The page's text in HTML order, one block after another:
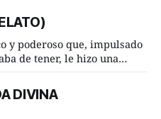
noche,
él hacía su mísera
y poderoso que, impulsado
de tener, le hizo una
según tú? Su
y astuto le respondió de
DIVINA